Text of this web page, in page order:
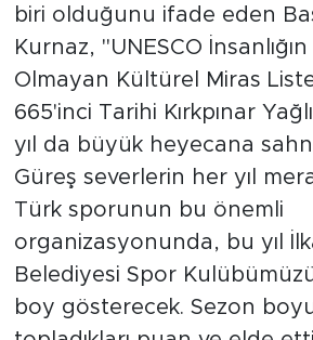
biri olduğunu ifade eden
Kurnaz, "UNESCO
Olmayan Kültürel Miras
665'inci Tarihi Kırkpınar
yıl da büyük heyecana
Güreş severlerin her yıl
Türk sporunun bu önemli
organizasyonunda, bu yıl
Belediyesi Spor
boy gösterecek. Sezon